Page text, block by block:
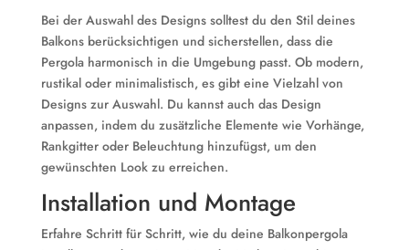
Bei der Auswahl des Designs solltest du den Stil deines
Balkons berücksichtigen und sicherstellen, dass die
Pergola harmonisch in die Umgebung passt. Ob modern,
rustikal oder minimalistisch, es gibt eine Vielzahl von
Designs zur Auswahl. Du kannst auch das Design
anpassen, indem du zusätzliche Elemente wie Vorhänge,
Rankgitter oder Beleuchtung hinzufügst, um den
gewünschten Look zu erreichen.
Installation und Montage
Erfahre Schritt für Schritt, wie du deine Balkonpergola